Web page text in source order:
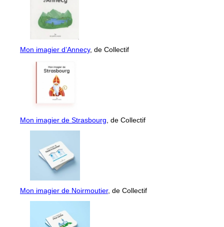
Mon imagier d’Annecy, de Collectif
Mon imagier de Strasbourg , de Collectif
Mon imagier de Noirmoutier, de Collectif